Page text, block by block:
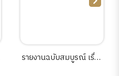
รายงานฉบับสมบูรณ์ เรื่อง